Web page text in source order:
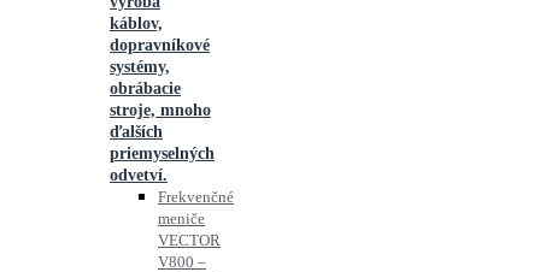
káblov,
dopravníkové
systémy,
obrábacie
stroje, mnoho
ďalších
priemyselných
odvetví.
Frekvenčné
meniče
VECTOR
V800 –